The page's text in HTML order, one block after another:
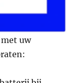
met uw